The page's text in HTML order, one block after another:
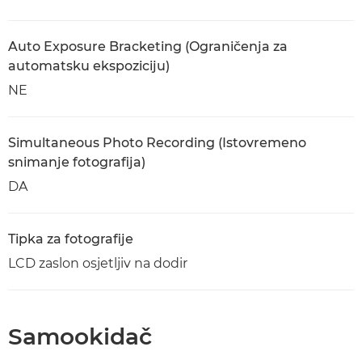
Auto Exposure Bracketing (Ograničenja za
automatsku ekspoziciju)
NE
Simultaneous Photo Recording (Istovremeno
snimanje fotografija)
DA
Tipka za fotografije
LCD zaslon osjetljiv na dodir
Samookidač